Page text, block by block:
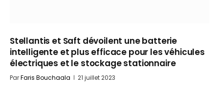
Stellantis et Saft dévoilent une batterie
intelligente et plus efficace pour les véhicules
électriques et le stockage stationnaire
ParFaris Bouchaala 21 juillet 2023